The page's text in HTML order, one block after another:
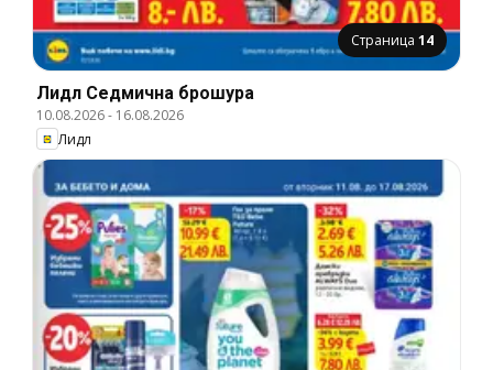
Страница 14
Лидл Cедмична брошура
10.08.2026- 16.08.2026
Лидл